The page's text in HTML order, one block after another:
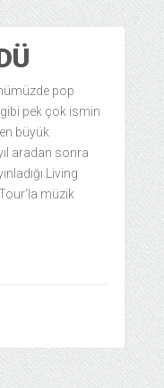
pop
pek çok ismin
büyük
aradan sonra
Living
müzik